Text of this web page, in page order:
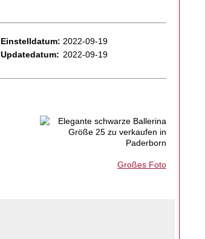
Einstelldatum: 2022-09-19
Updatedatum: 2022-09-19
Großes Foto